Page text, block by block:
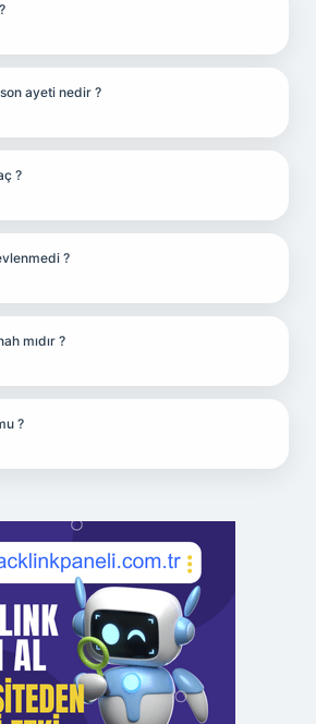
son ayeti nedir ?
?
?
mıdır ?
?